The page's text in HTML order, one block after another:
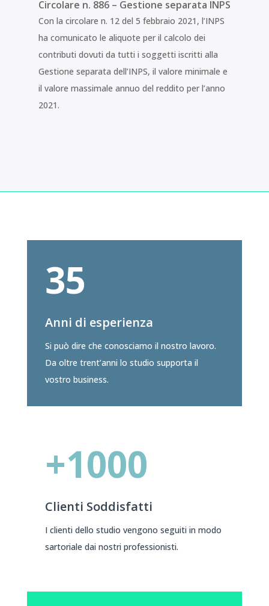
Circolare n. 886 – Gestione separata INPS
Con la circolare n. 12 del 5 febbraio 2021, l’INPS
ha comunicato le aliquote per il calcolo dei
contributi dovuti da tutti i soggetti iscritti alla
Gestione separata dell’INPS, il valore minimale e
il valore massimale annuo del reddito per l’anno
2021.
35
Anni di esperienza
Si può dire che conosciamo il nostro lavoro.
Da oltre trent’anni lo studio supporta il
vostro business.
+1000
Clienti Soddisfatti
I clienti dello studio vengono seguiti in modo
sartoriale dai nostri professionisti.